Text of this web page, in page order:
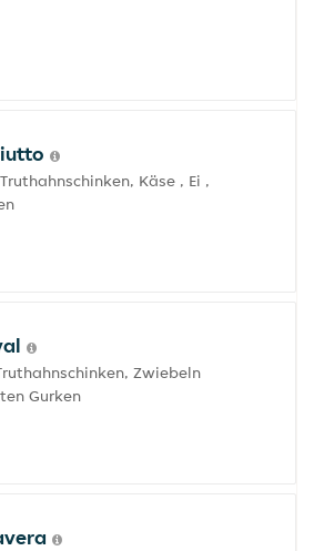
Käse , Ei ,
Zwiebeln
Gurken